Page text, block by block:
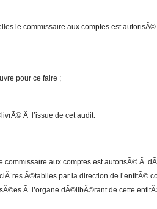
le commissaire aux comptes est
pour ce faire ;
Ã l’issue de cet audit.
commissaire aux comptes est autorisÃ© Ã
Ã©tablies par la direction de l’entitÃ©
Ã l’organe dÃ©libÃ©rant de cette